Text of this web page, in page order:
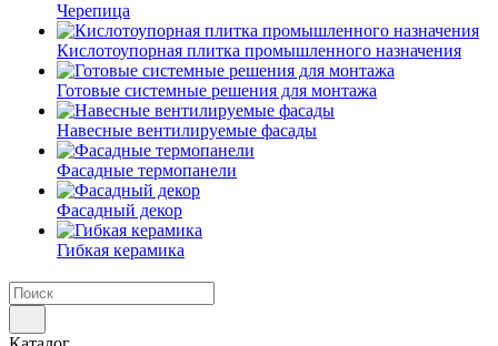
Черепица
Кислотоупорная плитка промышленного назначения
Готовые системные решения для монтажа
Навесные вентилируемые фасады
Фасадные термопанели
Фасадный декор
Гибкая керамика